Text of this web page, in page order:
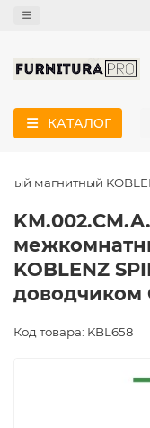
КАТАЛОГ
магнитный
KOBLENZ
доводчиком
Код товара: KBL658